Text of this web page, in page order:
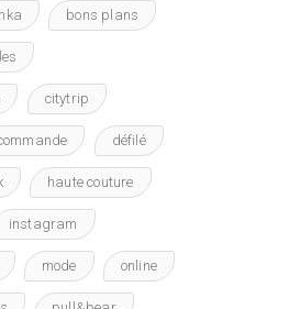
bons plans
citytrip
défilé
haute couture
instagram
mode online